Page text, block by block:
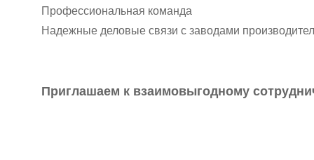
Профессиональная команда
Надежные деловые связи с заводами
Приглашаем к взаимовыгодному